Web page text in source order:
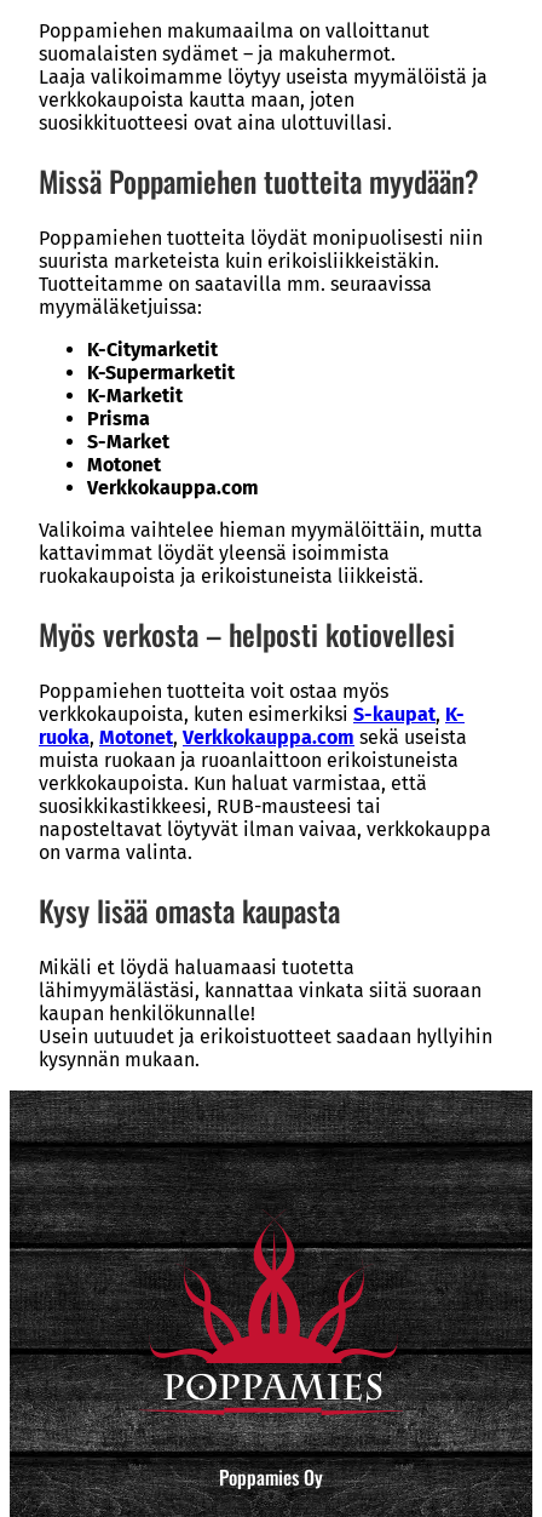
Poppamiehen makumaailma on valloittanut
suomalaisten sydämet – ja makuhermot.
Laaja valikoimamme löytyy useista myymälöistä ja
verkkokaupoista kautta maan, joten
suosikkituotteesi ovat aina ulottuvillasi.
Missä Poppamiehen tuotteita myydään?
Poppamiehen tuotteita löydät monipuolisesti niin
suurista marketeista kuin erikoisliikkeistäkin.
Tuotteitamme on saatavilla mm. seuraavissa
myymäläketjuissa:
K-Citymarketit
K-Supermarketit
K-Marketit
Prisma
S-Market
Motonet
Verkkokauppa.com
Valikoima vaihtelee hieman myymälöittäin, mutta
kattavimmat löydät yleensä isoimmista
ruokakaupoista ja erikoistuneista liikkeistä.
Myös verkosta – helposti kotiovellesi
Poppamiehen tuotteita voit ostaa myös
verkkokaupoista, kuten esimerkiksi S-kaupat, K-
ruoka, Motonet, Verkkokauppa.com sekä useista
muista ruokaan ja ruoanlaittoon erikoistuneista
verkkokaupoista. Kun haluat varmistaa, että
suosikkikastikkeesi, RUB-mausteesi tai
naposteltavat löytyvät ilman vaivaa, verkkokauppa
on varma valinta.
Kysy lisää omasta kaupasta
Mikäli et löydä haluamaasi tuotetta
lähimyymälästäsi, kannattaa vinkata siitä suoraan
kaupan henkilökunnalle!
Usein uutuudet ja erikoistuotteet saadaan hyllyihin
kysynnän mukaan.
Poppamies Oy